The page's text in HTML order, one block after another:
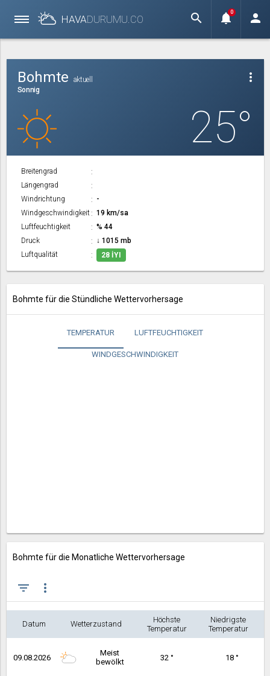
HAVADURUMU.CO search notifications
0 person
more_vert
Bohmte
aktuell
Sonnig
25°
Breitengrad
Längengrad
Windrichtung
-
Windgeschwindigkeit
19 km/sa
Luftfeuchtigkeit
% 44
Druck
↓ 1015 mb
Luftqualität
28 İYI
Bohmte für die Stündliche Wettervorhersage
TEMPERATUR LUFTFEUCHTIGKEIT
WINDGESCHWINDIGKEIT
Bohmte für die Monatliche Wettervorhersage
filter_list more_vert
Datum Wetterzustand
Höchste
Temperatur
Niedrigste
Temperatur
09.08.2026
Meist
bewölkt
32 ° 18 °